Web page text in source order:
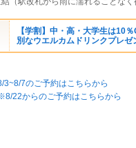
【学割】中・高・大学生は10
別なウエルカムドリンクプレゼ
7のご予約はこちらから
22からのご予約はこちらから